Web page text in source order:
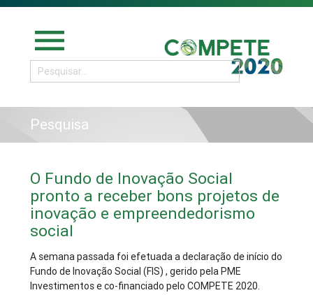
menu
Pesquisa
O Fundo de Inovação Social
pronto a receber bons projetos de
inovação e empreendedorismo
social
A semana passada foi efetuada a declaração de início do
Fundo de Inovação Social (FIS) , gerido pela PME
Investimentos e co-financiado pelo COMPETE 2020.